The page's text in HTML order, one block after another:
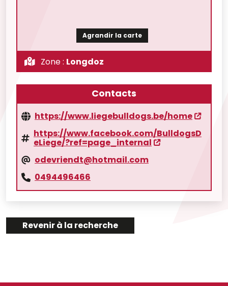
Agrandir la carte
Zone : Longdoz
Contacts
https://www.liegebulldogs.be/home
https://www.facebook.com/BulldogsD
eLiege/?ref=page_internal
odevriendt@hotmail.com
0494496466
Revenir à la recherche